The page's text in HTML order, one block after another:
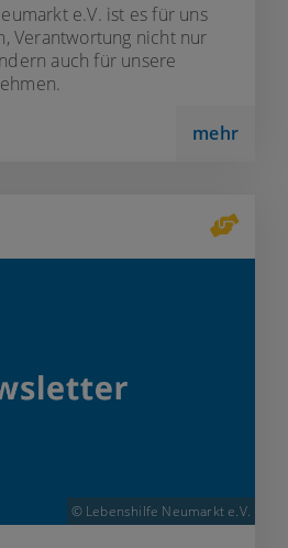
e.V. ist es für uns
Verantwortung nicht nur
auch für unsere
mehr
© Lebenshilfe Neumarkt e.V.